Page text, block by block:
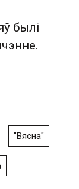
былі
"Вясна"